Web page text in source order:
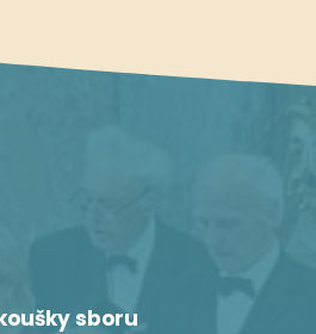
sboru